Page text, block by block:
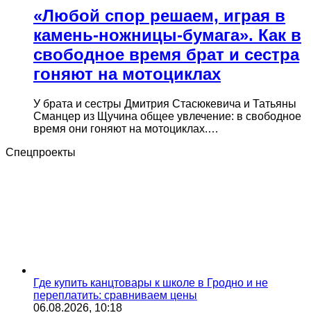
«Любой спор решаем, играя в
камень-ножницы-бумага». Как в
свободное время брат и сестра
гоняют на мотоциклах
У брата и сестры Дмитрия Стасюкевича и Татьяны
Сманцер из Щучина общее увлечение: в свободное
время они гоняют на мотоциклах.…
Спецпроекты
Где купить канцтовары к школе в Гродно и не
переплатить: сравниваем цены
06.08.2026, 10:18